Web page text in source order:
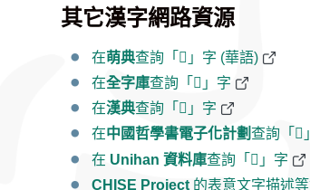
其它漢字網路資源
在萌典查詢「𪟉」字 (華語)
在全字庫查詢「𪟉」字
在漢典查詢「𪟉」字
在中國哲學書電子化計劃 查詢「𪟉
在 Unihan 資料庫查詢「𪟉」字
CHISE Project 的表意文字描述